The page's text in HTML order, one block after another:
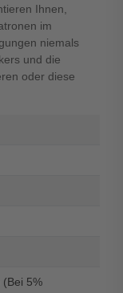
Ihnen,
im
niemals
und die
oder diese
(Bei 5%